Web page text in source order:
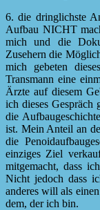
6. die dringlichste
Aufbau NICHT
mich und die
Zusehern die
mich gebeten
Transmann eine
Ärzte auf diesem
ich dieses Gespräch
die
ist. Mein Anteil an
die
einziges Ziel
mitgemacht, dass
Nicht jedoch dass
anderes will als
dem, der ich bin.